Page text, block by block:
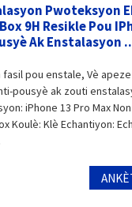
Pwoteksyon
9H Resikle Pou
Ak Enstalasyon
pou enstale, Vè
pousyè ak zouti
iPhone 13 Pro Max
Koulè: Klè Echantiyon: